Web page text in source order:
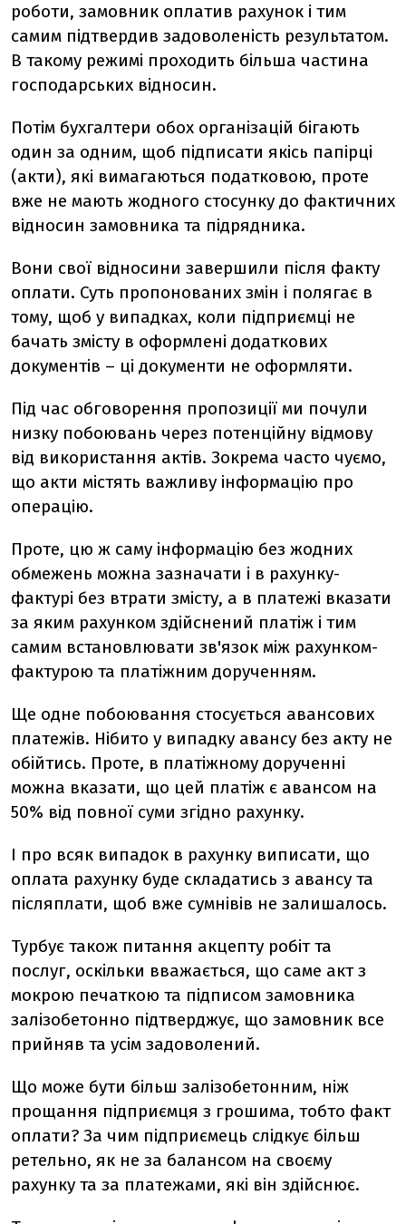
роботи, замовник оплатив рахунок і тим
самим підтвердив задоволеність результатом.
В такому режимі проходить більша частина
господарських відносин.
Потім бухгалтери обох організацій бігають
один за одним, щоб підписати якісь папірці
(акти), які вимагаються податковою, проте
вже не мають жодного стосунку до фактичних
відносин замовника та підрядника.
Вони свої відносини завершили після факту
оплати. Суть пропонованих змін і полягає в
тому, щоб у випадках, коли підприємці не
бачать змісту в оформлені додаткових
документів – ці документи не оформляти.
Під час обговорення пропозиції ми почули
низку побоювань через потенційну відмову
від використання актів. Зокрема часто чуємо,
що акти містять важливу інформацію про
операцію.
Проте, цю ж саму інформацію без жодних
обмежень можна зазначати і в рахунку-
фактурі без втрати змісту, а в платежі вказати
за яким рахунком здійснений платіж і тим
самим встановлювати зв'язок між рахунком-
фактурою та платіжним дорученням.
Ще одне побоювання стосується авансових
платежів. Нібито у випадку авансу без акту не
обійтись. Проте, в платіжному дорученні
можна вказати, що цей платіж є авансом на
50% від повної суми згідно рахунку.
І про всяк випадок в рахунку виписати, що
оплата рахунку буде складатись з авансу та
післяплати, щоб вже сумнівів не залишалось.
Турбує також питання акцепту робіт та
послуг, оскільки вважається, що саме акт з
мокрою печаткою та підписом замовника
залізобетонно підтверджує, що замовник все
прийняв та усім задоволений.
Що може бути більш залізобетонним, ніж
прощання підприємця з грошима, тобто факт
оплати? За чим підприємець слідкує більш
ретельно, як не за балансом на своєму
рахунку та за платежами, які він здійснює.